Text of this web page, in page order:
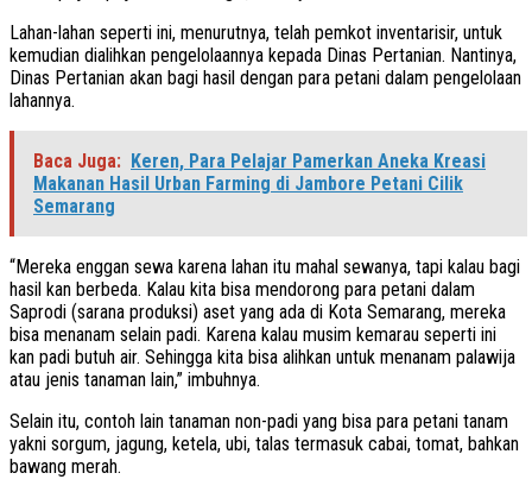
Lahan-lahan seperti ini, menurutnya, telah pemkot inventarisir, untuk
kemudian dialihkan pengelolaannya kepada Dinas Pertanian. Nantinya,
Dinas Pertanian akan bagi hasil dengan para petani dalam pengelolaan
lahannya.
Baca Juga: Keren, Para Pelajar Pamerkan Aneka Kreasi
Makanan Hasil Urban Farming di Jambore Petani Cilik
Semarang
“Mereka enggan sewa karena lahan itu mahal sewanya, tapi kalau bagi
hasil kan berbeda. Kalau kita bisa mendorong para petani dalam
Saprodi (sarana produksi) aset yang ada di Kota Semarang, mereka
bisa menanam selain padi. Karena kalau musim kemarau seperti ini
kan padi butuh air. Sehingga kita bisa alihkan untuk menanam palawija
atau jenis tanaman lain,” imbuhnya.
Selain itu, contoh lain tanaman non-padi yang bisa para petani tanam
yakni sorgum, jagung, ketela, ubi, talas termasuk cabai, tomat, bahkan
bawang merah.